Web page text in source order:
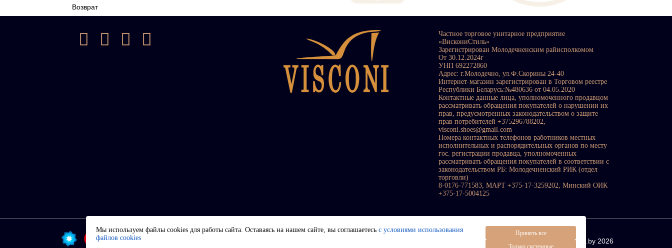
Возврат
Частное торговое унитарное предприятие
«ВискониСтиль»
Зарегистрирован Молодечненским райисполкомом
От 30.12.2024г
УНП 692272860
Адрес: г.Молодечно, ул.Ф.Скорины 24-40
Интернет-магазин зарегистрирован в Торговом реестре
Республики Беларусь:№480636 от 04.05.2020
Контактные данные лица, уполномоченного продавцом
рассматривать обращения покупателей о нарушении их
прав, предусмотренных законодательством о защите
прав потребителей +375296788202,
visconi.shoes@gmail.com
Номера контактных телефонов работников местных
исполнительных и распорядительных органов по месту
гос. регистрации продавца, уполномоченных
рассматривать обращения покупателей в соответствии с
законодательством РБ: Молодечненский РИК (отдел
торговли)
8-0176-771583, МАРТ +375-17-3259202, Минский ОИК
+375-17-5004125
All rights reserved © https://visconi.by 2026
Мы используем файлы cookies для работы сайта. Оставаясь на нашем сайте, вы соглашаетесь с условиями использования
файлов cookies
Принять все
Только системные